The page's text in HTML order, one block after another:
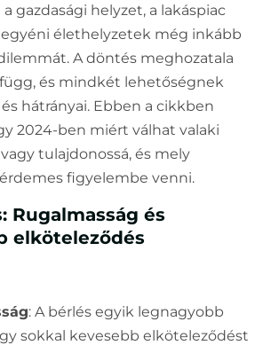
gazdasági helyzet, a lakáspiac
egyéni élethelyzetek még inkább
A döntés meghozatala
és mindkét lehetőségnek
hátrányai. Ebben a cikkben
2024-ben miért válhat valaki
tulajdonossá, és mely
figyelembe venni.
Rugalmasság és
elköteleződés
: A bérlés egyik legnagyobb
sokkal kevesebb elköteleződést